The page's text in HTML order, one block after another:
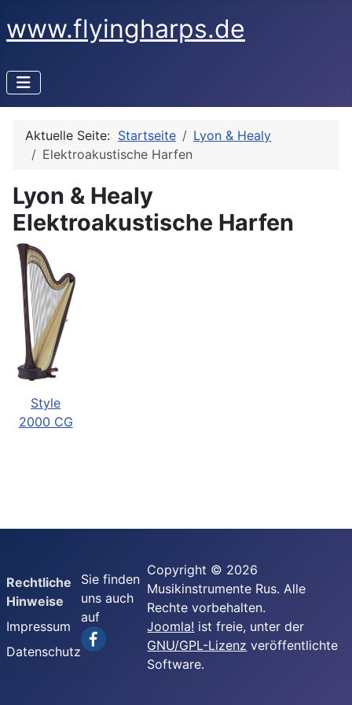
www.flyingharps.de
Aktuelle Seite: Startseite
Lyon & Healy
Elektroakustische Harfen
Lyon & Healy
Elektroakustische Harfen
Style
2000 CG
Rechtliche
Hinweise
Impressum
Datenschutz
Sie finden
uns auch
auf
Copyright © 2026
Musikinstrumente Rus. Alle
Rechte vorbehalten.
Joomla! ist freie, unter der
GNU/GPL-Lizenz veröffentlichte
Software.